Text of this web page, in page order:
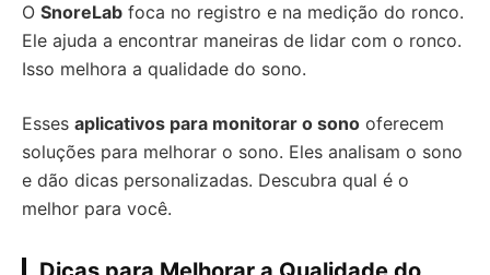
O SnoreLab foca no registro e na medição do ronco.
Ele ajuda a encontrar maneiras de lidar com o ronco.
Isso melhora a qualidade do sono.
Esses aplicativos para monitorar o sono oferecem
soluções para melhorar o sono. Eles analisam o sono
e dão dicas personalizadas. Descubra qual é o
melhor para você.